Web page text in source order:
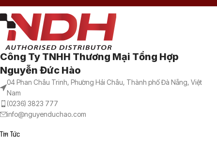
Công Ty TNHH Thương Mại Tổng Hợp
Nguyễn Đức Hào
04 Phan Châu Trinh, Phường Hải Châu, Thành phố Đà Nẵng, Việt
Nam
(0236) 3823 777
info@nguyenduchao.com
Tin Tức